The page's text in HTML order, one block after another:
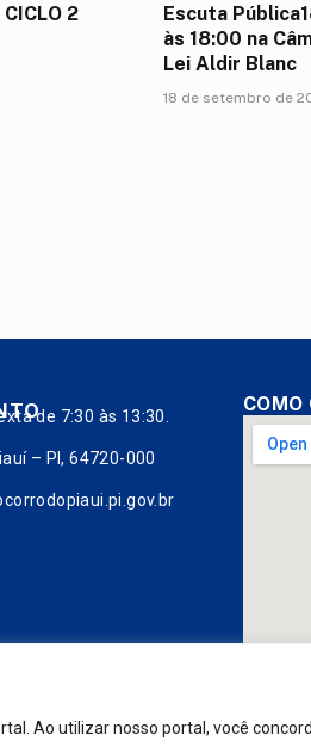
Ao utilizar nosso portal, você
2
Escuta
às 18:00 na
Lei Aldir Blanc
18 de setembro de
de 7:30 às 13:30.
– PI, 64720-000
COMO